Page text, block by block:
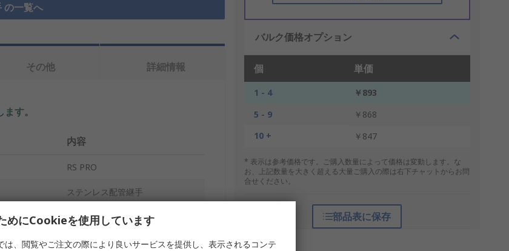
の一覧へ
バルク価格オプション
個 単価
1 - 4
￥893
5 - 9
￥868
10 +
￥847
* 表示は参考価格です。ご購入数量によって価格は変動します。な
お、上記数量を大きく超える大量ご購入の際は右下チャットからお問
合せください。
部品表に保存
その他 詳細情報
す。
内容
RS PRO
ステンレス配管継手
ブッシュ
ネジ
めにCookieを使用しています
は、閲覧やご注文の際により良いサービスを提供し、表示されるコンテ